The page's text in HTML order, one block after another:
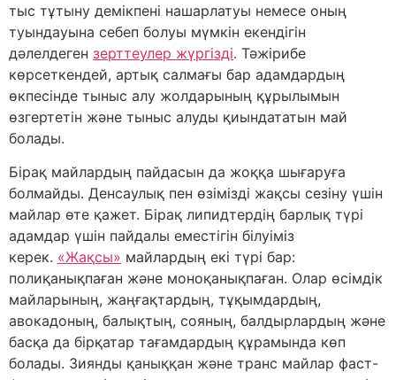
тыс тұтыну демікпені нашарлатуы немесе оның
туындауына себеп болуы мүмкін екендігін
дәлелдеген зерттеулер жүргізді. Тәжірибе
көрсеткендей, артық салмағы бар адамдардың
өкпесінде тыныс алу жолдарының құрылымын
өзгертетін және тыныс алуды қиындататын май
болады.
Бірақ майлардың пайдасын да жоққа шығаруға
болмайды. Денсаулық пен өзімізді жақсы сезіну үшін
майлар өте қажет. Бірақ липидтердің барлық түрі
адамдар үшін пайдалы еместігін білуіміз
керек. «Жақсы» майлардың екі түрі бар:
полиқанықпаған және моноқанықпаған. Олар өсімдік
майларының, жаңғақтардың, тұқымдардың,
авокадоның, балықтың, сояның, балдырлардың және
басқа да бірқатар тағамдардың құрамында көп
болады. Зиянды қаныққан және транс майлар фаст-